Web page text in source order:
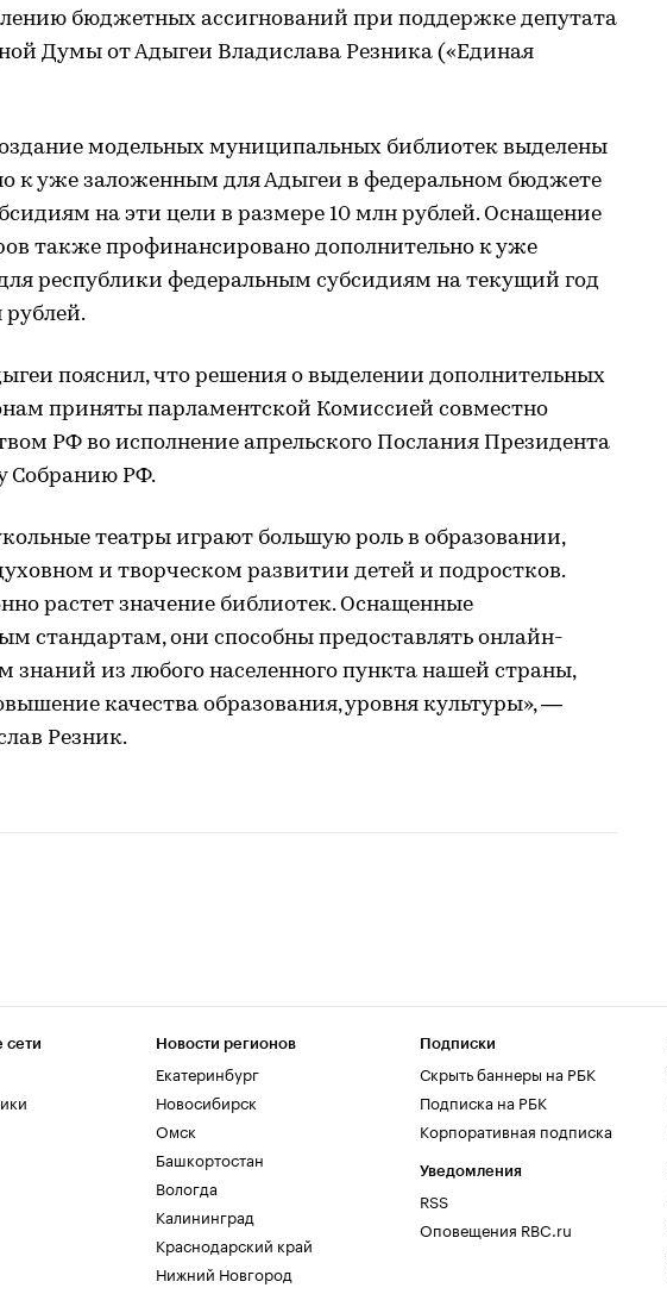
бюджетных ассигнований при поддержке депутата
Думы от Адыгеи Владислава Резника («Единая
модельных муниципальных библиотек выделены
к уже заложенным для Адыгеи в федеральном бюджете
на эти цели в размере 10 млн рублей. Оснащение
также профинансировано дополнительно к уже
республики федеральным субсидиям на текущий год
пояснил, что решения о выделении дополнительных
приняты парламентской Комиссией совместно
РФ во исполнение апрельского Послания Президента
Собранию РФ.
театры играют большую роль в образовании,
и творческом развитии детей и подростков.
растет значение библиотек. Оснащенные
стандартам, они способны предоставлять онлайн-
знаний из любого населенного пункта нашей страны,
качества образования, уровня культуры», —
Резник.
сети Новости регионов
Екатеринбург
Новосибирск
Омск
Башкортостан
Вологда
Калининград
Краснодарский край
Нижний Новгород
Подписки
Скрыть баннеры на РБК
Подписка на РБК
Корпоративная подписка
Уведомления
RSS
Оповещения RBC.ru